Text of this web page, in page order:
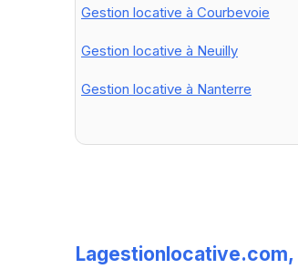
Gestion locative à Courbevoie
Gestion locative à Neuilly
Gestion locative à Nanterre